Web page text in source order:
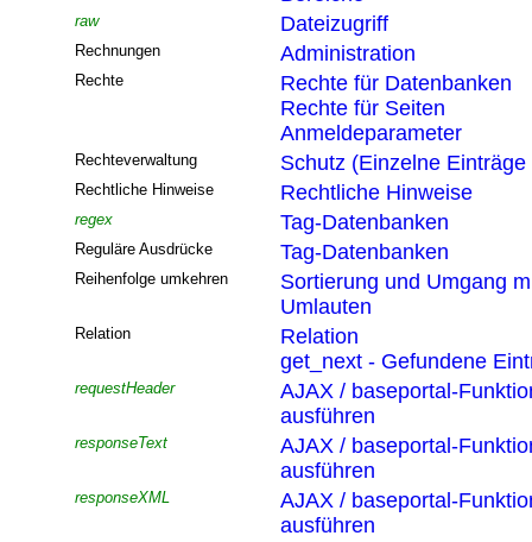
raw Dateizugriff
Rechnungen Administration
Rechte
Rechte für Datenbanken
Rechte für Seiten
Anmeldeparameter
Rechteverwaltung Schutz (Einzelne
Rechtliche Hinweise Rechtliche Hinweise
regex Tag-Datenbanken
Reguläre Ausdrücke Tag-Datenbanken
Reihenfolge umkehren
Sortierung und Umgang
Umlauten
Relation
Relation
get_next - Gefundene
requestHeader
AJAX / baseportal-
ausführen
responseText
AJAX / baseportal-
ausführen
responseXML
AJAX / baseportal-
ausführen